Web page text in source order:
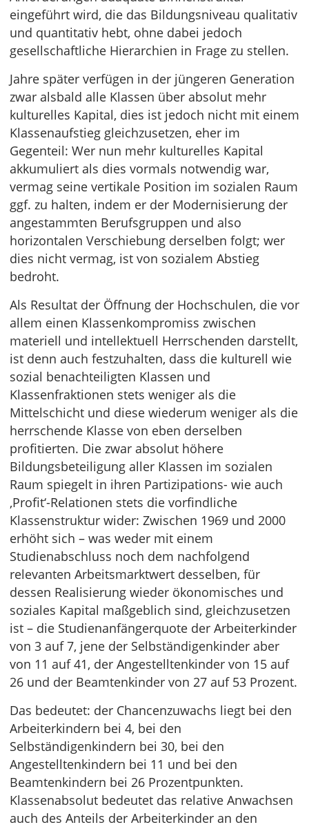
eingeführt wird, die das Bildungsniveau qualitativ
und quantitativ hebt, ohne dabei jedoch
gesellschaftliche Hierarchien in Frage zu stellen.
Jahre später verfügen in der jüngeren Generation
zwar alsbald alle Klassen über absolut mehr
kulturelles Kapital, dies ist jedoch nicht mit einem
Klassenaufstieg gleichzusetzen, eher im
Gegenteil: Wer nun mehr kulturelles Kapital
akkumuliert als dies vormals notwendig war,
vermag seine vertikale Position im sozialen Raum
ggf. zu halten, indem er der Modernisierung der
angestammten Berufsgruppen und also
horizontalen Verschiebung derselben folgt; wer
dies nicht vermag, ist von sozialem Abstieg
bedroht.
Als Resultat der Öffnung der Hochschulen, die vor
allem einen Klassenkompromiss zwischen
materiell und intellektuell Herrschenden darstellt,
ist denn auch festzuhalten, dass die kulturell wie
sozial benachteiligten Klassen und
Klassenfraktionen stets weniger als die
Mittelschicht und diese wiederum weniger als die
herrschende Klasse von eben derselben
profitierten. Die zwar absolut höhere
Bildungsbeteiligung aller Klassen im sozialen
Raum spiegelt in ihren Partizipations- wie auch
‚Profit‘-Relationen stets die vorfindliche
Klassenstruktur wider: Zwischen 1969 und 2000
erhöht sich – was weder mit einem
Studienabschluss noch dem nachfolgend
relevanten Arbeitsmarktwert desselben, für
dessen Realisierung wieder ökonomisches und
soziales Kapital maßgeblich sind, gleichzusetzen
ist – die Studienanfängerquote der Arbeiterkinder
von 3 auf 7, jene der Selbständigenkinder aber
von 11 auf 41, der Angestelltenkinder von 15 auf
26 und der Beamtenkinder von 27 auf 53 Prozent.
Das bedeutet: der Chancenzuwachs liegt bei den
Arbeiterkindern bei 4, bei den
Selbständigenkindern bei 30, bei den
Angestelltenkindern bei 11 und bei den
Beamtenkindern bei 26 Prozentpunkten.
Klassenabsolut bedeutet das relative Anwachsen
auch des Anteils der Arbeiterkinder an den